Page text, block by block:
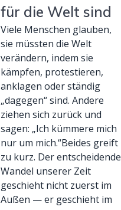
für die Welt sind
Viele Menschen glauben,
sie müssten die Welt
verändern, indem sie
kämpfen, protestieren,
anklagen oder ständig
„dagegen“ sind. Andere
ziehen sich zurück und
sagen: „Ich kümmere mich
nur um mich.“Beides greift
zu kurz. Der entscheidende
Wandel unserer Zeit
geschieht nicht zuerst im
Außen — er geschieht im